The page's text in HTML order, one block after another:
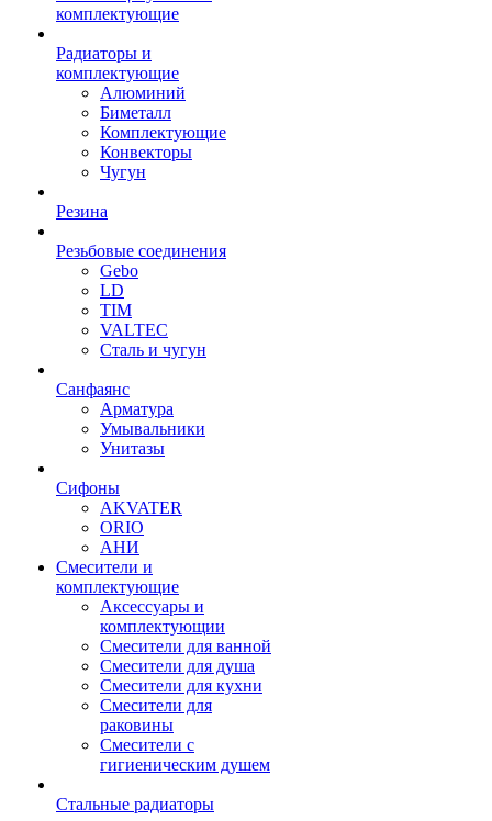
комплектующие
Радиаторы и
комплектующие
Алюминий
Биметалл
Комплектующие
Конвекторы
Чугун
Резина
Резьбовые соединения
Gebo
LD
TIM
VALTEC
Сталь и чугун
Санфаянс
Арматура
Умывальники
Унитазы
Сифоны
AKVATER
ORIO
АНИ
Смесители и
комплектующие
Аксессуары и
комплектующии
Смесители для ванной
Смесители для душа
Смесители для кухни
Смесители для
раковины
Смесители с
гигиеническим душем
Стальные радиаторы